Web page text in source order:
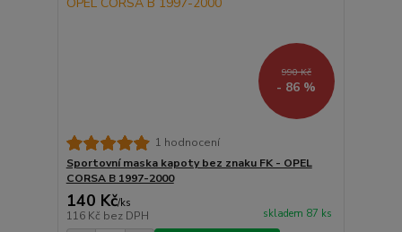
990 Kč
- 86 %
1 hodnocení
Sportovní maska kapoty bez znaku FK - OPEL
CORSA B 1997-2000
140 Kč/ks
116 Kč bez DPH skladem 87 ks